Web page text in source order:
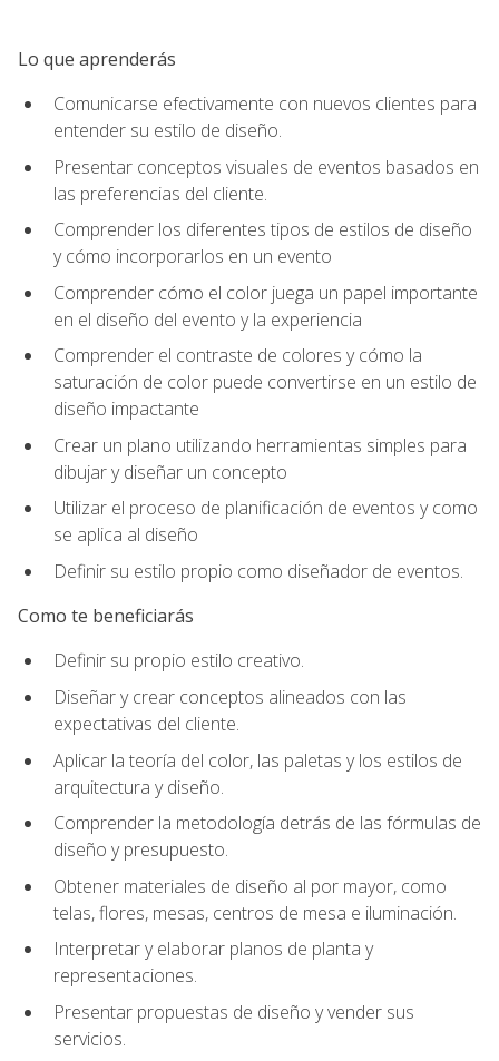
Lo que aprenderás
Comunicarse efectivamente con nuevos clientes para
entender su estilo de diseño.
Presentar conceptos visuales de eventos basados en
las preferencias del cliente.
Comprender los diferentes tipos de estilos de diseño
y cómo incorporarlos en un evento
Comprender cómo el color juega un papel importante
en el diseño del evento y la experiencia
Comprender el contraste de colores y cómo la
saturación de color puede convertirse en un estilo de
diseño impactante
Crear un plano utilizando herramientas simples para
dibujar y diseñar un concepto
Utilizar el proceso de planificación de eventos y como
se aplica al diseño
Definir su estilo propio como diseñador de eventos.
Como te beneficiarás
Definir su propio estilo creativo.
Diseñar y crear conceptos alineados con las
expectativas del cliente.
Aplicar la teoría del color, las paletas y los estilos de
arquitectura y diseño.
Comprender la metodología detrás de las fórmulas de
diseño y presupuesto.
Obtener materiales de diseño al por mayor, como
telas, flores, mesas, centros de mesa e iluminación.
Interpretar y elaborar planos de planta y
representaciones.
Presentar propuestas de diseño y vender sus
servicios.